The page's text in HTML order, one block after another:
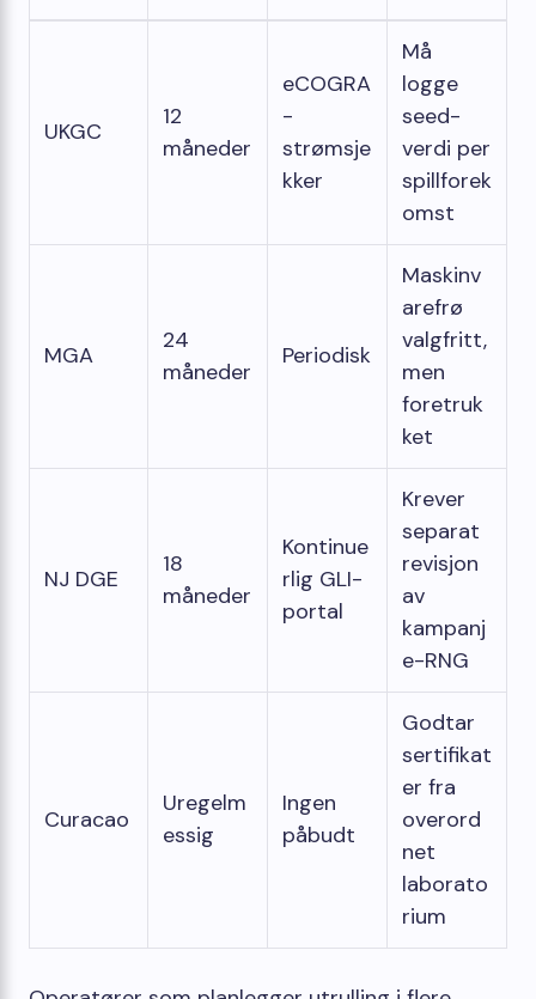
UKGC
12
måneder
eCOGRA
-
strømsje
kker
Må
logge
seed-
verdi per
spillforek
omst
MGA
24
måneder
Periodisk
Maskinv
arefrø
valgfritt,
men
foretruk
ket
NJ DGE
18
måneder
Kontinue
rlig GLI-
portal
Krever
separat
revisjon
av
kampanj
e-RNG
Curacao
Uregelm
essig
Ingen
påbudt
Godtar
sertifikat
er fra
overord
net
laborato
rium